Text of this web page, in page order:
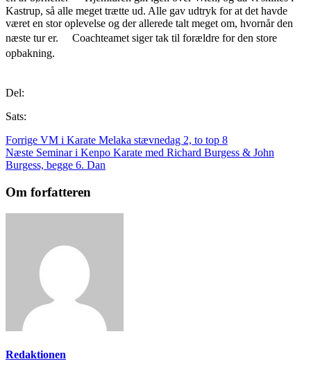
Kastrup, så alle meget trætte ud. Alle gav udtryk for at det havde
været en stor oplevelse og der allerede talt meget om, hvornår den
næste tur er. Coachteamet siger tak til forældre for den store
opbakning.
Del:
Sats:
Forrige VM i Karate Melaka stævnedag 2, to top 8
Næste Seminar i Kenpo Karate med Richard Burgess & John
Burgess, begge 6. Dan
Om forfatteren
Redaktionen